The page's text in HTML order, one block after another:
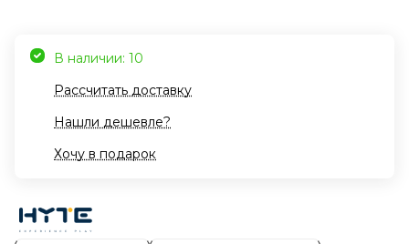
В наличии: 10
Рассчитать доставку
Нашли дешевле?
Хочу в подарок